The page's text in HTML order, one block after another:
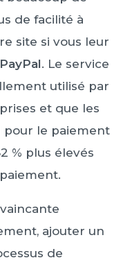
de facilité à
site si vous leur
PayPal. Le service
utilisé par
et que les
pour le paiement
% plus élevés
ajouter un
de